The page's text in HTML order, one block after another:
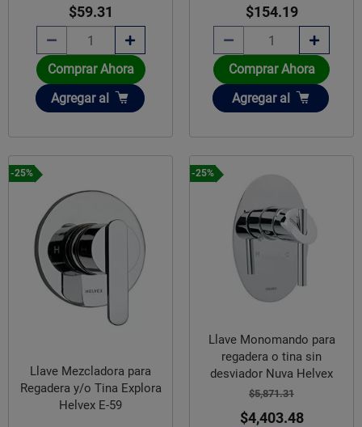
$59.31
Comprar Ahora
Añadir
Agregar al
$154.19
Comprar Ahora
Añadir
Agregar al
-25%
Llave Mezcladora para
Regadera y/o Tina Explora
Helvex E-59
-25%
Llave Monomando para
regadera o tina sin
desviador Nuva Helvex
$5,871.31
$4,403.48